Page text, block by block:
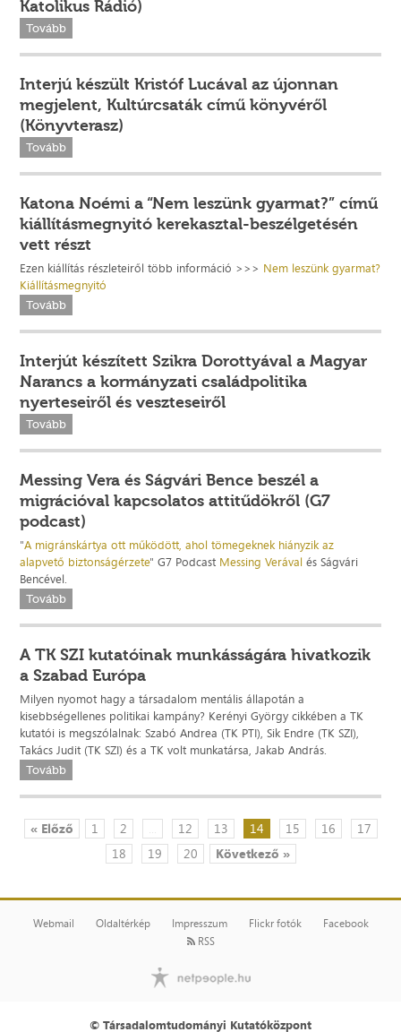
Katolikus Rádió)
Tovább
Interjú készült Kristóf Lucával az újonnan
megjelent, Kultúrcsaták című könyvéről
(Könyvterasz)
Tovább
Katona Noémi a “Nem leszünk gyarmat?” című
kiállításmegnyitó kerekasztal-beszélgetésén
vett részt
Ezen kiállítás részleteiről több információ >>> Nem leszünk gyarmat?
Kiállításmegnyitó
Tovább
Interjút készített Szikra Dorottyával a Magyar
Narancs a kormányzati családpolitika
nyerteseiről és veszteseiről
Tovább
Messing Vera és Ságvári Bence beszél a
migrációval kapcsolatos attitűdökről (G7
podcast)
"A migránskártya ott működött, ahol tömegeknek hiányzik az
alapvető biztonságérzete" G7 Podcast Messing Verával és Ságvári
Bencével.
Tovább
A TK SZI kutatóinak munkásságára hivatkozik
a Szabad Európa
Milyen nyomot hagy a társadalom mentális állapotán a
kisebbségellenes politikai kampány? Kerényi György cikkében a TK
kutatói is megszólalnak: Szabó Andrea (TK PTI), Sik Endre (TK SZI),
Takács Judit (TK SZI) és a TK volt munkatársa, Jakab András.
Tovább
« Előző 1 2 ... 12 13 14 15 16
17
18
19 20 Következő »
Webmail Oldaltérkép Impresszum Flickr fotók
Facebook
RSS
© Társadalomtudományi Kutatóközpont